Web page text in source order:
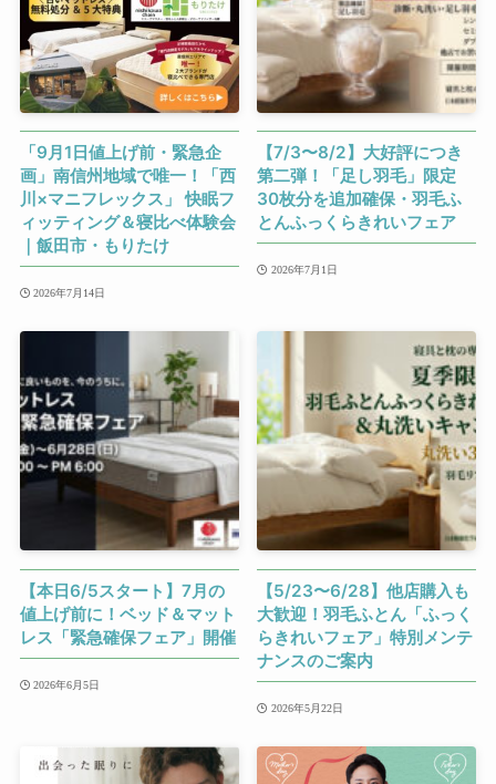
「9月1日値上げ前・緊急企
画」南信州地域で唯一！「西
川×マニフレックス」 快眠フ
ィッティング＆寝比べ体験会
｜飯田市・もりたけ
2026年7月14日
【7/3〜8/2】大好評につき
第二弾！「足し羽毛」限定
30枚分を追加確保・羽毛ふ
とんふっくらきれいフェア
2026年7月1日
【本日6/5スタート】7月の
値上げ前に！ベッド＆マット
レス「緊急確保フェア」開催
2026年6月5日
【5/23〜6/28】他店購入も
大歓迎！羽毛ふとん「ふっく
らきれいフェア」特別メンテ
ナンスのご案内
2026年5月22日